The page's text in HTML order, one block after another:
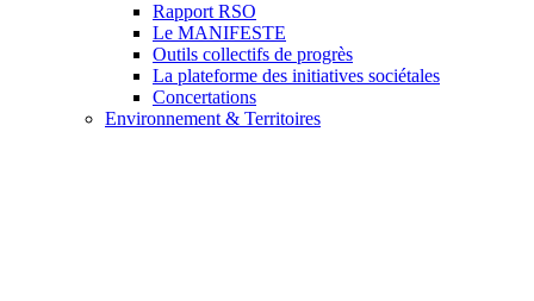
Rapport RSO
Le MANIFESTE
Outils collectifs de progrès
La plateforme des initiatives sociétales
Concertations
Environnement & Territoires